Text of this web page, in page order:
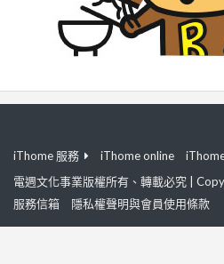
iThome 服務 iThome online
電週文化事業版權所有、轉載必究 |
服務信箱
隱私權聲明與會員使用條款